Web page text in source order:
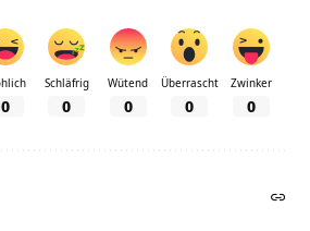
0
Schläfrig
0
Wütend
0
Überrascht
0
Zwinker
0